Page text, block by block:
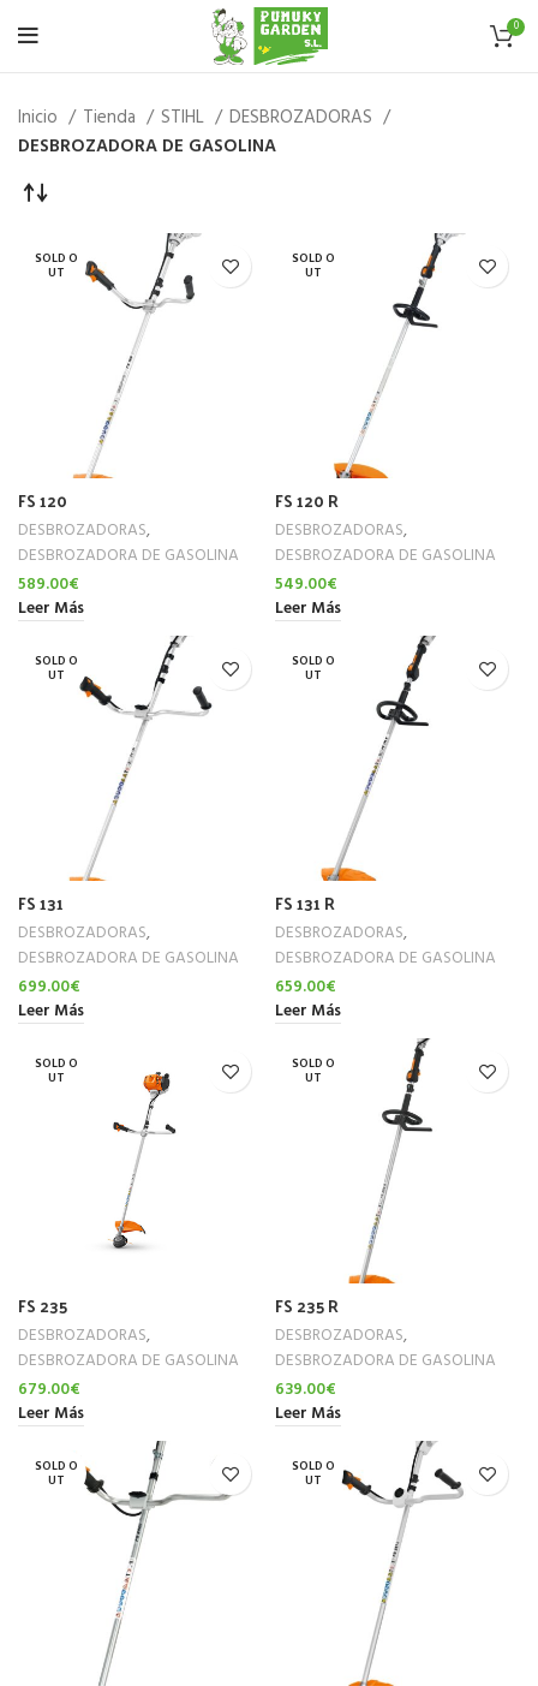
0
Inicio Tienda STIHL
DESBROZADORAS
DESBROZADORA DE GASOLINA
SOLD O
UT
FS 120
DESBROZADORAS,
DESBROZADORA DE GASOLINA
589.00€
Leer Más
SOLD O
UT
FS 120 R
DESBROZADORAS,
DESBROZADORA DE GASOLINA
549.00€
Leer Más
SOLD O
UT
FS 131
DESBROZADORAS,
DESBROZADORA DE GASOLINA
699.00€
Leer Más
SOLD O
UT
FS 131 R
DESBROZADORAS,
DESBROZADORA DE GASOLINA
659.00€
Leer Más
SOLD O
UT
FS 235
DESBROZADORAS,
DESBROZADORA DE GASOLINA
679.00€
Leer Más
SOLD O
UT
FS 235 R
DESBROZADORAS,
DESBROZADORA DE GASOLINA
639.00€
Leer Más
SOLD O
UT
SOLD O
UT